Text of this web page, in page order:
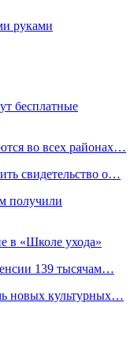
руками
бесплатные
во всех районах…
свидетельство о…
получили
в «Школе ухода»
139 тысячам…
новых культурных…